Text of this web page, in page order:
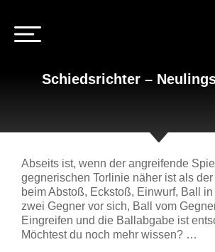
Schiedsrichter –
Abseits ist, wenn der angreifende
gegnerischen Torlinie näher ist als
beim Abstoß, Eckstoß, Einwurf, Ball
zwei Gegner vor sich, Ball vom
Eingreifen und die Ballabgabe ist
Möchtest du noch mehr wissen? …